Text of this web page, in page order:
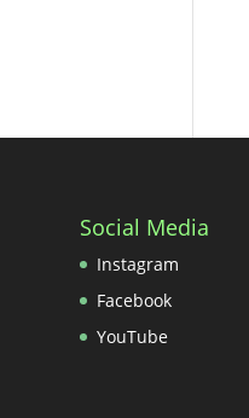
Social Media
Instagram
Facebook
YouTube